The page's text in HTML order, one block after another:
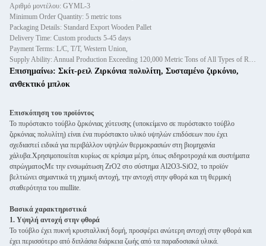
Αριθμό μοντέλου: GYML-3
Minimum Order Quantity: 5 metric tons
Packaging Details: Standard Export Wooden Pallet
Delivery Time: Custom products 5-45 days
Payment Terms: L/C, T/T, Western Union,
Supply Ability: Annual Production Exceeding 120,000 Metric Tons of All Types of Refractory Materials Including Castables, Preforms, and Bric
Επισημαίνω: Σκίτ-ρειλ Ζιρκόνια πολυλίτη, Συσταμένο ζιρκόνιο,
ανθεκτικό μπλοκ
Επισκόπηση του προϊόντος
Το πυρόστακτο τούβλο ζιρκόνιας χύτευσης (υποκείμενο σε πυρόστακτο τούβλο
ζιρκόνιας πολυλίτη) είναι ένα πυρόστακτο υλικό υψηλών επιδόσεων που έχει
σχεδιαστεί ειδικά για περιβάλλον υψηλών θερμοκρασιών στη βιομηχανία
χάλυβα.Χρησιμοποιείται κυρίως σε κρίσιμα μέρη, όπως σιδηροτροχιά και συστήματα
σπρώγματοςΜε την ενσωμάτωση ZrO2 στο σύστημα Al2O3-SiO2, το προϊόν
βελτιώνει σημαντικά τη χημική αντοχή, την αντοχή στην φθορά και τη θερμική
σταθερότητα του mullite.
Βασικά χαρακτηριστικά
1. Υψηλή αντοχή στην φθορά
Το τούβλο έχει πυκνή κρυσταλλική δομή, προσφέρει ανώτερη αντοχή στην φθορά και
έχει περισσότερο από διπλάσια διάρκεια ζωής από τα παραδοσιακά υλικά.